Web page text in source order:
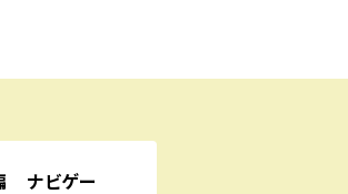
ナビゲー